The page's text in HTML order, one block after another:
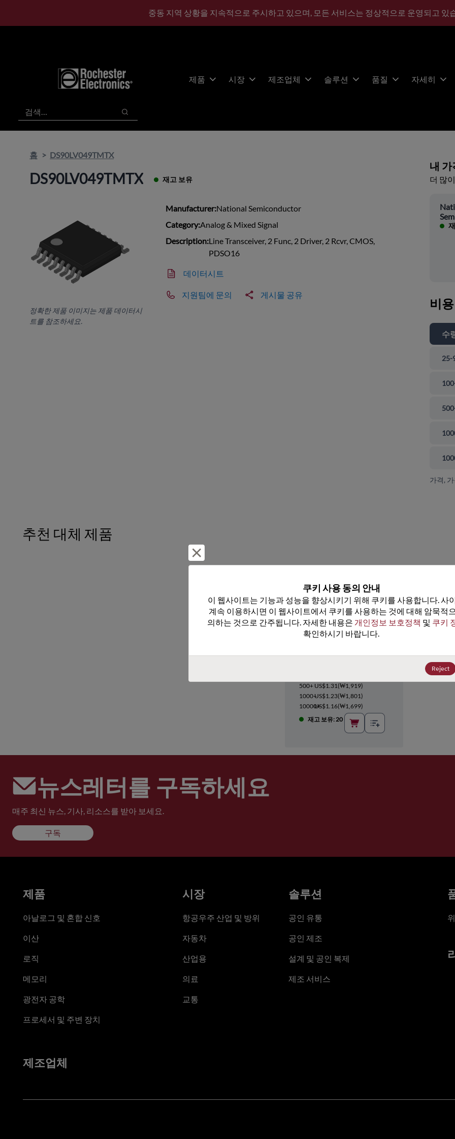
중동 지역 상황을 지속적으로 주시하고 있으며, 모든 서비스는 정상적으로 운영되고 있
제품 시장 제조업체 솔루션 품질 자세히
검색
검색
홈 DS90LV049TMTX
DS90LV049TMTX 재고 보유
정확한 제품 이미지는 제품 데이터시
트를 참조하세요.
Manufacturer:National Semiconductor
Category:Analog & Mixed Signal
Description:Line Transceiver, 2 Func, 2 Driver, 2 Rcvr, CMOS,
PDSO16
데이터시트
지원팀에 문의 게시물 공유
내 가
더 많
비용
수
25-
가격,
추천 대체 제품
DS90LV049TMTX/NOPB
500+ US$1.31(₩1,919)
1000+US$1.23(₩1,801)
10000+US$1.16(₩1,699)
재고 보유: 20
뉴스레터를 구독하세요
매주 최신 뉴스, 기사, 리소스를 받아 보세요.
구독
쿠키 사용 동의 안내
이 웹사이트는 기능과 성능을 향상시키기 위해 쿠키를 사용합니다. 사
계속 이용하시면 이 웹사이트에서 쿠키를 사용하는 것에 대해 암묵적
의하는 것으로 간주됩니다. 자세한 내용은 개인정보 보호정책 및 쿠키
확인하시기 바랍니다.
Reject
제품
아날로그 및 혼합 신호
이산
로직
메모리
광전자 공학
프로세서 및 주변 장치
시장
항공우주 산업 및 방위
자동차
산업용
의료
교통
솔루션
공인 유통
공인 제조
설계 및 공인 복제
제조 서비스
제조업체